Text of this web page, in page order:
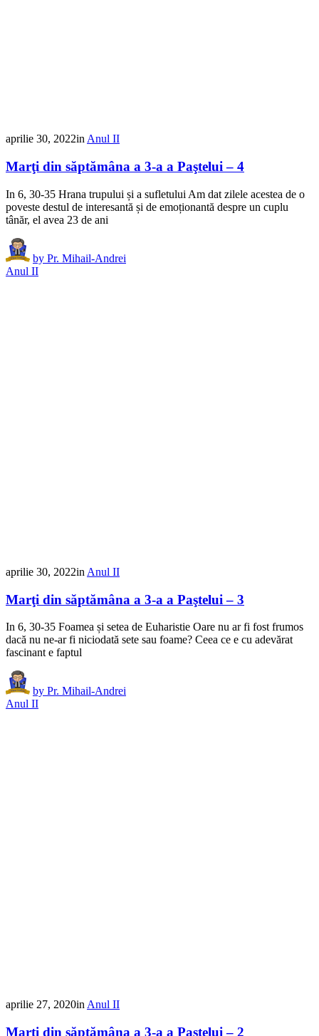
aprilie 30, 2022inAnul II
Marţi din săptămâna a 3-a a Paştelui – 4
In 6, 30-35 Hrana trupului și a sufletului Am dat zilele acestea de o
poveste destul de interesantă și de emoționantă despre un cuplu
tânăr, el avea 23 de ani
by Pr. Mihail-Andrei
Anul II
aprilie 30, 2022in Anul II
Marţi din săptămâna a 3-a a Paştelui – 3
In 6, 30-35 Foamea și setea de Euharistie Oare nu ar fi fost frumos
dacă nu ne-ar fi niciodată sete sau foame? Ceea ce e cu adevărat
fascinant e faptul
by Pr. Mihail-Andrei
Anul II
aprilie 27, 2020in Anul II
Marţi din săptămâna a 3-a a Paştelui – 2